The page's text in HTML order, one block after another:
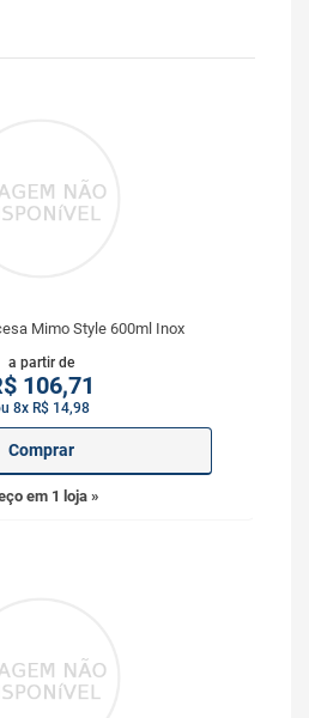
Mimo Style 600ml Inox
a partir de
106,71
8x R$ 14,98
Comprar
em 1 loja »